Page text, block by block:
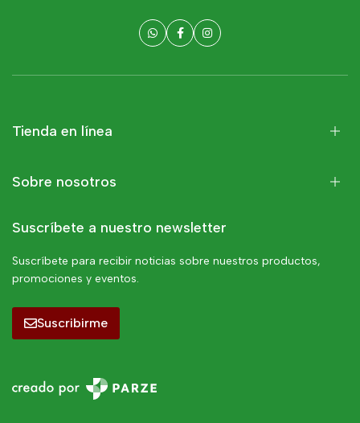
Tienda en línea
Sobre nosotros
Suscríbete a nuestro newsletter
Suscríbete para recibir noticias sobre nuestros productos,
promociones y eventos.
Suscribirme